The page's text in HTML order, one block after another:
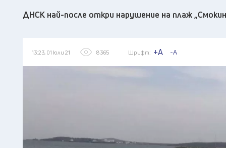
ДНСК най-после откри нарушение на плаж
13:23, 01 юли 21 8365 Шрифт: +A -A